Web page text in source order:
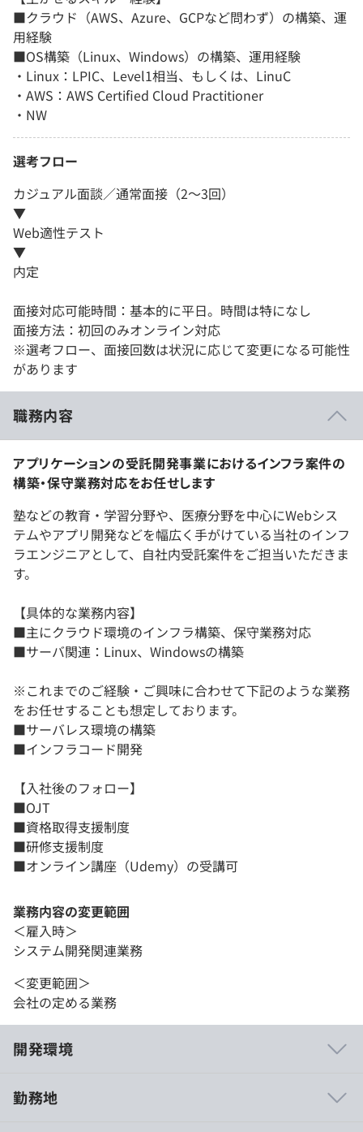
■クラウド（AWS、Azure、GCPなど問わず）の構築、運
用経験
■OS構築（Linux、Windows）の構築、運用経験
・Linux：LPIC、Level1相当、もしくは、LinuC
・AWS：AWS Certified Cloud Practitioner
・NW
選考フロー
カジュアル面談／通常面接（2～3回）
▼
Web適性テスト
▼
内定
面接対応可能時間：基本的に平日。時間は特になし
面接方法：初回のみオンライン対応
※選考フロー、面接回数は状況に応じて変更になる可能性
があります
職務内容
アプリケーションの受託開発事業におけるインフラ案件の
構築・保守業務対応をお任せします
塾などの教育・学習分野や、医療分野を中心にWebシス
テムやアプリ開発などを幅広く手がけている当社のインフ
ラエンジニアとして、自社内受託案件をご担当いただきま
す。
【具体的な業務内容】
■主にクラウド環境のインフラ構築、保守業務対応
■サーバ関連：Linux、Windowsの構築
※これまでのご経験・ご興味に合わせて下記のような業務
をお任せすることも想定しております。
■サーバレス環境の構築
■インフラコード開発
【入社後のフォロー】
■OJT
■資格取得支援制度
■研修支援制度
■オンライン講座（Udemy）の受講可
業務内容の変更範囲
＜雇入時＞
システム開発関連業務
＜変更範囲＞
会社の定める業務
開発環境
勤務地